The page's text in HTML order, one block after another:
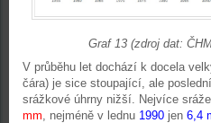
Graf 13 (zdroj dat:
V průběhu let dochází k docela
čára) je sice stoupající, ale
srážkové úhrny nižší. Nejvíce
mm , nejméně v lednu 1990 jen 6,4